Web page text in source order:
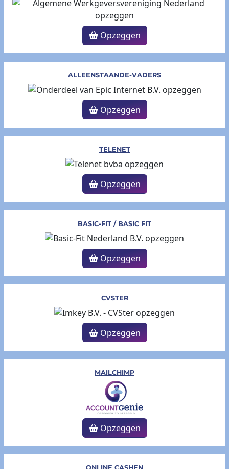
Opzeggen
ALLEENSTAANDE-VADERS
Opzeggen
TELENET
Opzeggen
BASIC-FIT / BASIC FIT
Opzeggen
CVSTER
Opzeggen
MAILCHIMP
Opzeggen